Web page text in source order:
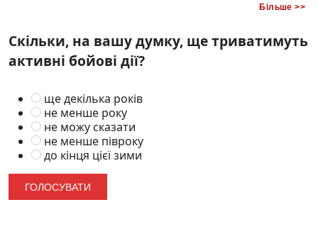
Більше >>
Скільки, на вашу думку, ще триватимуть
активні бойові дії?
ще декілька років
не менше року
не можу сказати
не менше півроку
до кінця цієї зими